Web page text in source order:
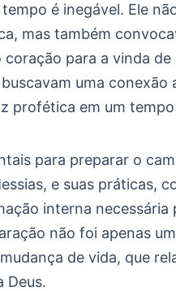
é inegável. Ele
mas também
para a vinda de
uma conexão
profética em um
para preparar o
e suas práticas,
interna necessária
não foi apenas
de vida, que
Deus.